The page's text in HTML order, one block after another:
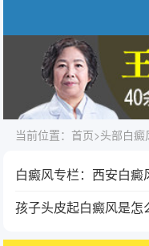
当前位置： 首页>头部白癜
白癜风专栏：西安白癜
孩子头皮起白癜风是怎